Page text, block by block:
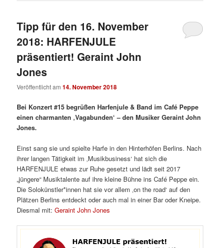
Tipp für den 16. November
2018: HARFENJULE
präsentiert! Geraint John
Jones
Veröffentlicht am14. November 2018
Bei Konzert #15begrüßenHarfenjule & Band im Café Peppe
einen charmanten ‚Vagabunden‘ – den Musiker Geraint John
Jones.
Einst sang sie und spielte Harfe in den Hinterhöfen Berlins. Nach
ihrer langen Tätigkeit im ‚Musikbusiness‘ hat sich die
HARFENJULE etwas zur Ruhe gesetzt und lädt seit 2017
„jüngere“ Musiktalente auf ihre kleine Bühne ins Café Peppe ein.
Die Solokünstler*innen hat sie vor allem ‚on the road‘ auf den
Plätzen Berlins entdeckt oder auch mal in einer Bar oder Kneipe.
Diesmal mit:Geraint John Jones